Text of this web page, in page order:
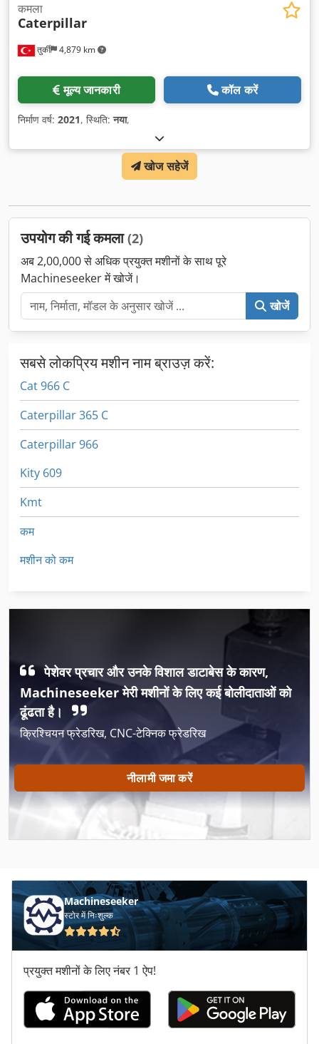
तुर्की 4,879 km
कमला
Caterpillar
मूल्य जानकारी कॉल करें
निर्माण वर्ष: 2021, स्थिति:नया,
खोज सहेजें
उपयोग की गई कमला(2)
अब 2,00,000 से अधिक प्रयुक्त मशीनों के साथ पूरे
Machineseeker में खोजें।
खोजें
सबसे लोकप्रिय मशीन नाम ब्राउज़ करें:
Cat 966 C
Caterpillar 365 C
Caterpillar 966
Kity 609
Kmt
कम
मशीन को कम
पेशेवर प्रचार और उनके विशाल डाटाबेस के कारण,
Machineseeker मेरी मशीनों के लिए कई बोलीदाताओं को
ढूंढता है।
क्रिश्चियन फ्रेडरिख, CNC-टेक्निक फ्रेडरिख
नीलामी जमा करें
Machineseeker
स्टोर में निःशुल्क
प्रयुक्त मशीनों के लिए नंबर 1 ऐप!